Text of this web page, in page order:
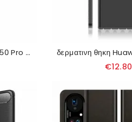
δερματινη θηκη Huawei P50 Pro Λουλούδι Ακουαρέλας
€12.80